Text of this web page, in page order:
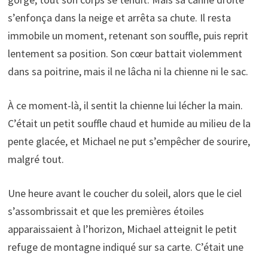
s’enfonça dans la neige et arrêta sa chute. Il resta
immobile un moment, retenant son souffle, puis reprit
lentement sa position. Son cœur battait violemment
dans sa poitrine, mais il ne lâcha ni la chienne ni le sac.
À ce moment-là, il sentit la chienne lui lécher la main.
C’était un petit souffle chaud et humide au milieu de la
pente glacée, et Michael ne put s’empêcher de sourire,
malgré tout.
Une heure avant le coucher du soleil, alors que le ciel
s’assombrissait et que les premières étoiles
apparaissaient à l’horizon, Michael atteignit le petit
refuge de montagne indiqué sur sa carte. C’était une